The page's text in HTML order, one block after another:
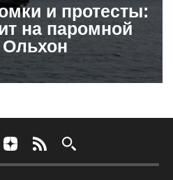
и протесты:
на паромной
Ольхон